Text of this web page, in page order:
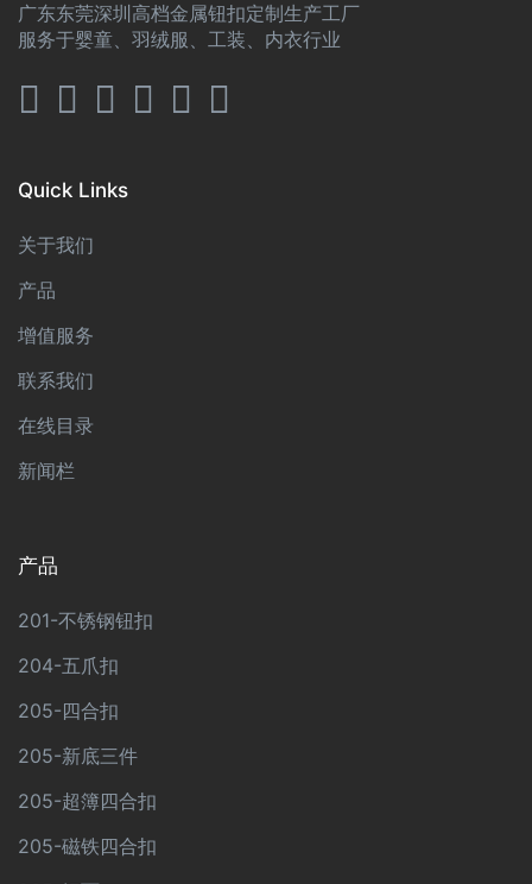
广东东莞深圳高档金属钮扣定制生产工厂
服务于婴童、羽绒服、工装、内衣行业
Quick Links
关于我们
产品
增值服务
联系我们
在线目录
新闻栏
产品
201-不锈钢钮扣
204-五爪扣
205-四合扣
205-新底三件
205-超簿四合扣
205-磁铁四合扣